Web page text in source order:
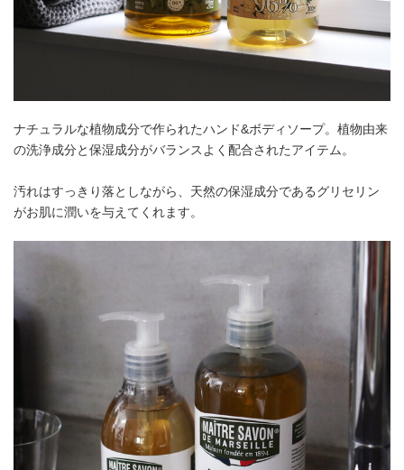
ナチュラルな植物成分で作られたハンド&ボディソープ。植物由来
の洗浄成分と保湿成分がバランスよく配合されたアイテム。
汚れはすっきり落としながら、天然の保湿成分であるグリセリン
がお肌に潤いを与えてくれます。